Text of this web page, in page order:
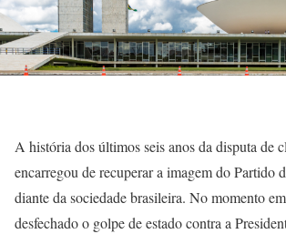
A história dos últimos seis anos da disputa de
encarregou de recuperar a imagem do Partido
diante da sociedade brasileira. No momento
desfechado o golpe de estado contra a